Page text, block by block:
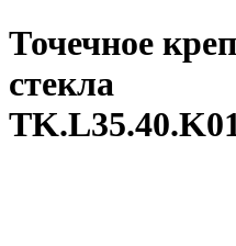
Точечное
стекла